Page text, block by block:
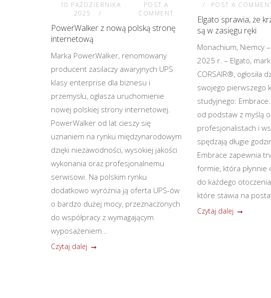
10 PAŹDZIERNIKA
2025
POST A
COMMENT
PowerWalker z nową polską stronę
internetową
Marka PowerWalker, renomowany
producent zasilaczy awaryjnych UPS
klasy enterprise dla biznesu i
przemysłu, ogłasza uruchomienie
nowej polskiej strony internetowej.
PowerWalker od lat cieszy się
uznaniem na rynku międzynarodowym
dzięki niezawodności, wysokiej jakości
wykonania oraz profesjonalnemu
serwisowi. Na polskim rynku
dodatkowo wyróżnia ją oferta UPS-ów
o bardzo dużej mocy, przeznaczonych
do współpracy z wymagającym
wyposażeniem...
Czytaj dalej
POST A
Elgato sprawia, że
są w zasięgu ręki
Monachium, Niemcy
2025 r. – Elgato,
CORSAIR®, ogłosiła
swojego pierwszego
studyjnego:
od podstaw z myślą
profesjonalistach i
spędzają długie
Embrace zapewnia
formie, która płynnie
do każdego
które stawia na
Czytaj dalej